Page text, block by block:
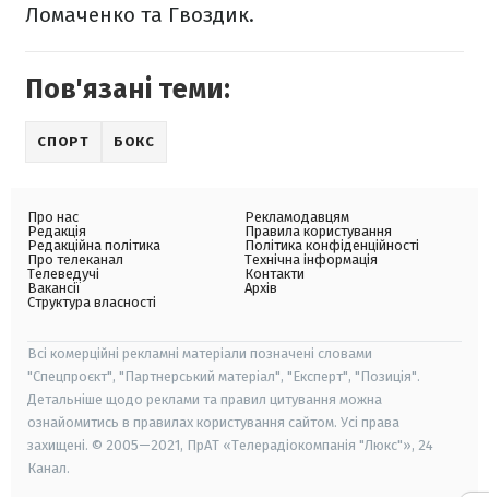
Ломаченко та Гвоздик.
Пов'язані теми:
СПОРТ БОКС
Про нас
Редакція
Редакційна політика
Про телеканал
Телеведучі
Вакансії
Структура власності
Рекламодавцям
Правила користування
Політика конфіденційності
Технічна інформація
Контакти
Архів
Всі комерційні рекламні матеріали позначені словами
"Спецпроєкт", "Партнерський матеріал", "Експерт", "Позиція".
Детальніше щодо реклами та правил цитування можна
ознайомитись в правилах користування сайтом. Усі права
захищені. © 2005—2021, ПрАТ «Телерадіокомпанія "Люкс"», 24
Канал.